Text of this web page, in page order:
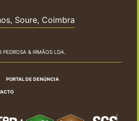
Soure, Coimbra
& IRMÃOS LDA.
PORTAL DE DENÚNCIA